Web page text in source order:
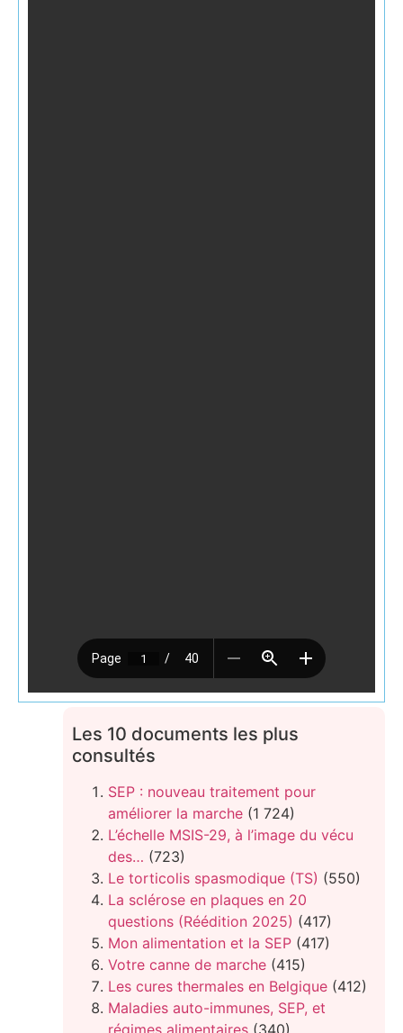
Les 10 documents les plus
consultés
SEP : nouveau traitement pour
améliorer la marche (1 724)
L’échelle MSIS-29, à l’image du vécu
des… (723)
Le torticolis spasmodique (TS) (550)
La sclérose en plaques en 20
questions (Réédition 2025) (417)
Mon alimentation et la SEP (417)
Votre canne de marche (415)
Les cures thermales en Belgique (412)
Maladies auto-immunes, SEP, et
régimes alimentaires (340)